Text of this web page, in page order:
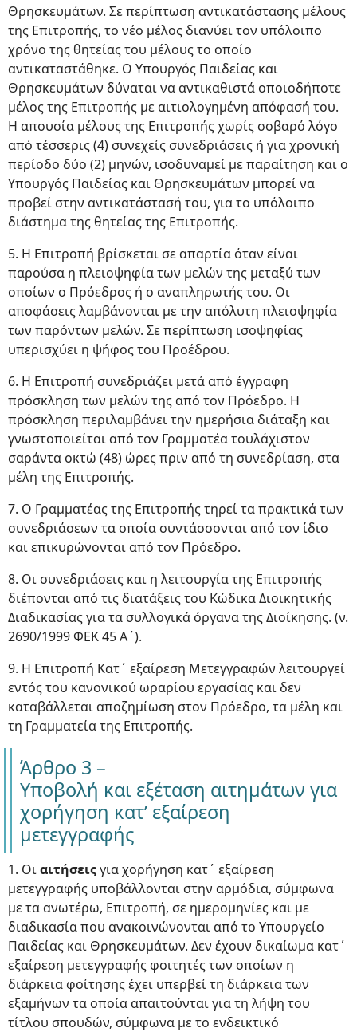
Θρησκευμάτων. Σε περίπτωση αντικατάστασης μέλους
της Επιτροπής, το νέο μέλος διανύει τον υπόλοιπο
χρόνο της θητείας του μέλους το οποίο
αντικαταστάθηκε. Ο Υπουργός Παιδείας και
Θρησκευμάτων δύναται να αντικαθιστά οποιοδήποτε
μέλος της Επιτροπής με αιτιολογημένη απόφασή του.
Η απουσία μέλους της Επιτροπής χωρίς σοβαρό λόγο
από τέσσερις (4) συνεχείς συνεδριάσεις ή για χρονική
περίοδο δύο (2) μηνών, ισοδυναμεί με παραίτηση και ο
Υπουργός Παιδείας και Θρησκευμάτων μπορεί να
προβεί στην αντικατάστασή του, για το υπόλοιπο
διάστημα της θητείας της Επιτροπής.
5. Η Επιτροπή βρίσκεται σε απαρτία όταν είναι
παρούσα η πλειοψηφία των μελών της μεταξύ των
οποίων ο Πρόεδρος ή ο αναπληρωτής του. Οι
αποφάσεις λαμβάνονται με την απόλυτη πλειοψηφία
των παρόντων μελών. Σε περίπτωση ισοψηφίας
υπερισχύει η ψήφος του Προέδρου.
6. Η Επιτροπή συνεδριάζει μετά από έγγραφη
πρόσκληση των μελών της από τον Πρόεδρο. Η
πρόσκληση περιλαμβάνει την ημερήσια διάταξη και
γνωστοποιείται από τον Γραμματέα τουλάχιστον
σαράντα οκτώ (48) ώρες πριν από τη συνεδρίαση, στα
μέλη της Επιτροπής.
7. Ο Γραμματέας της Επιτροπής τηρεί τα πρακτικά των
συνεδριάσεων τα οποία συντάσσονται από τον ίδιο
και επικυρώνονται από τον Πρόεδρο.
8. Οι συνεδριάσεις και η λειτουργία της Επιτροπής
διέπονται από τις διατάξεις του Κώδικα Διοικητικής
Διαδικασίας για τα συλλογικά όργανα της Διοίκησης. (ν.
2690/1999 ΦΕΚ 45 Α΄).
9. Η Επιτροπή Κατ΄ εξαίρεση Μετεγγραφών λειτουργεί
εντός του κανονικού ωραρίου εργασίας και δεν
καταβάλλεται αποζημίωση στον Πρόεδρο, τα μέλη και
τη Γραμματεία της Επιτροπής.
Άρθρο 3 –
Υποβολή και εξέταση αιτημάτων για
χορήγηση κατ’ εξαίρεση
μετεγγραφής
1. Οιαιτήσειςγια χορήγηση κατ΄ εξαίρεση
μετεγγραφής υποβάλλονται στην αρμόδια, σύμφωνα
με τα ανωτέρω, Επιτροπή, σε ημερομηνίες και με
διαδικασία που ανακοινώνονται από το Υπουργείο
Παιδείας και Θρησκευμάτων. Δεν έχουν δικαίωμα κατ΄
εξαίρεση μετεγγραφής φοιτητές των οποίων η
διάρκεια φοίτησης έχει υπερβεί τη διάρκεια των
εξαμήνων τα οποία απαιτούνται για τη λήψη του
τίτλου σπουδών, σύμφωνα με το ενδεικτικό